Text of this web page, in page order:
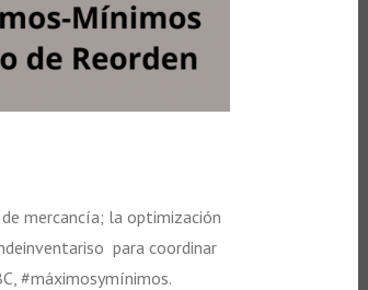
mercancía; la optimización
para coordinar
#máximosymínimos.